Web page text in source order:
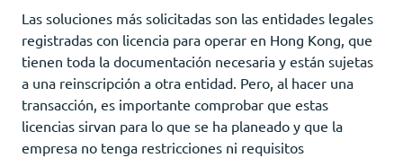
Las soluciones más solicitadas son las entidades legales
registradas con licencia para operar en Hong Kong, que
tienen toda la documentación necesaria y están sujetas
a una reinscripción a otra entidad. Pero, al hacer una
transacción, es importante comprobar que estas
licencias sirvan para lo que se ha planeado y que la
empresa no tenga restricciones ni requisitos